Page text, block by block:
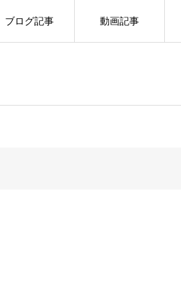
ブログ記事 動画記事